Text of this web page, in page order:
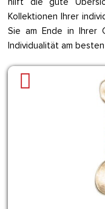
Kollektionen Ihrer
Sie am Ende in Ihrer
Individualität am